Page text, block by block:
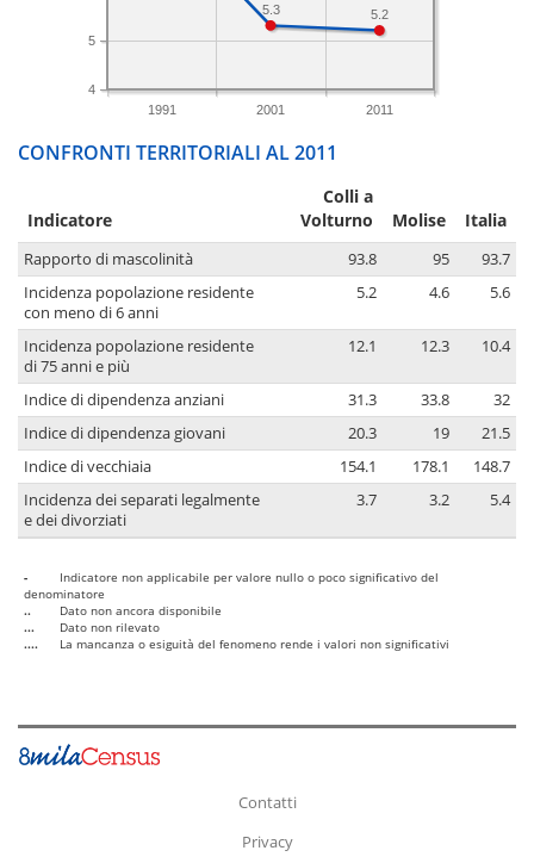
1991 2001 2011
4
5
5.2
5.3
CONFRONTI TERRITORIALI AL 2011
Indicatore
Colli a
Volturno
Molise Italia
Rapporto di mascolinità 93.8 95
93.7
Incidenza popolazione residente
con meno di 6 anni
5.2 4.6 5.6
Incidenza popolazione residente
di 75 anni e più
12.1 12.3 10.4
Indice di dipendenza anziani 31.3 33.8
32
Indice di dipendenza giovani
20.3 19
21.5
Indice di vecchiaia
154.1 178.1
148.7
Incidenza dei separati legalmente
e dei divorziati
3.7 3.2 5.4
-
Indicatore non applicabile per valore nullo o poco significativo del
denominatore
..
Dato non ancora disponibile
...
Dato non rilevato
....
La mancanza o esiguità del fenomeno rende i valori non significativi
Contatti
Privacy